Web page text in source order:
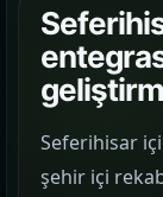
Seferihisar
şehir içi